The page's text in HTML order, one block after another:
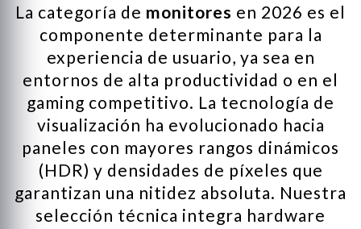
La categoría de monitores en 2026 es el
componente determinante para la
experiencia de usuario, ya sea en
entornos de alta productividad o en el
gaming competitivo. La tecnología de
visualización ha evolucionado hacia
paneles con mayores rangos dinámicos
(HDR) y densidades de píxeles que
garantizan una nitidez absoluta. Nuestra
selección técnica integra hardware